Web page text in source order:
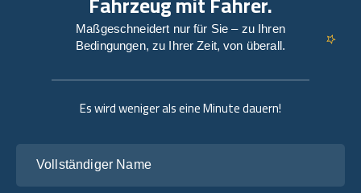
Es wird weniger als eine Minute dauern!
Maßgeschneidert nur für Sie – zu Ihren
Bedingungen, zu Ihrer Zeit, von überall.